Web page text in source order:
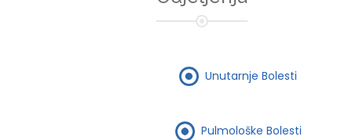
Unutarnje Bolesti
Pulmološke Bolesti